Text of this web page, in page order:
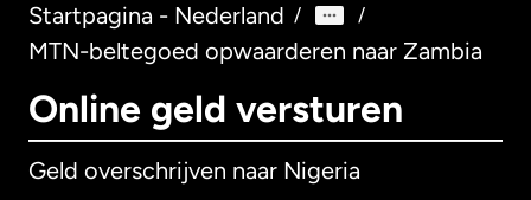
Startpagina - Nederland / /
MTN-beltegoed opwaarderen naar Zambia
Online geld versturen
Geld overschrijven naar Nigeria